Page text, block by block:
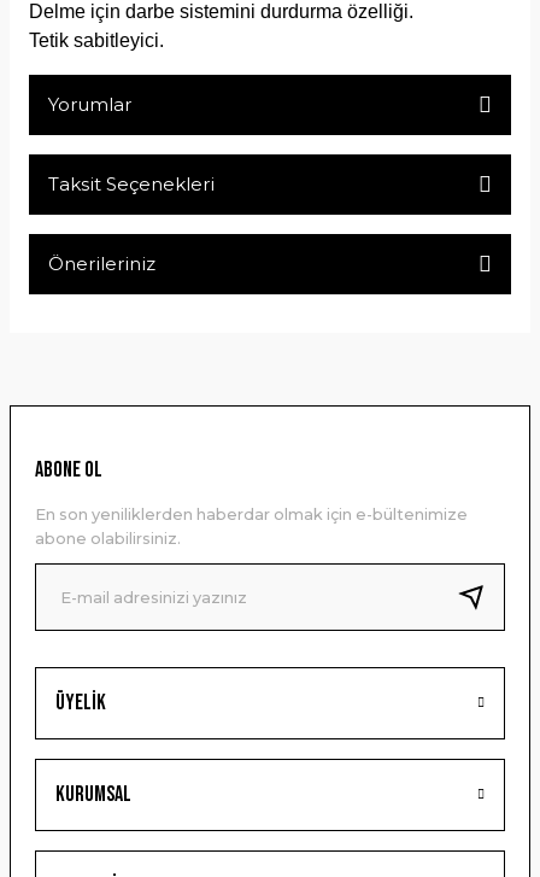
Delme için darbe sistemini durdurma özelliği.
Tetik sabitleyici.
Yorumlar
Taksit Seçenekleri
Önerileriniz
Ürün resmi kalitesiz, bozuk veya görüntülenemiyor.
Ürün bilgilerinde hatalar bulunuyor.
Ürün fiyatı diğer sitelerden daha pahalı.
Bu ürüne benzer farklı alternatifler olmalı.
Gönder
Üyelik
Kurumsal
ABONE OL
En son yeniliklerden haberdar olmak için e-bültenimize
abone olabilirsiniz.